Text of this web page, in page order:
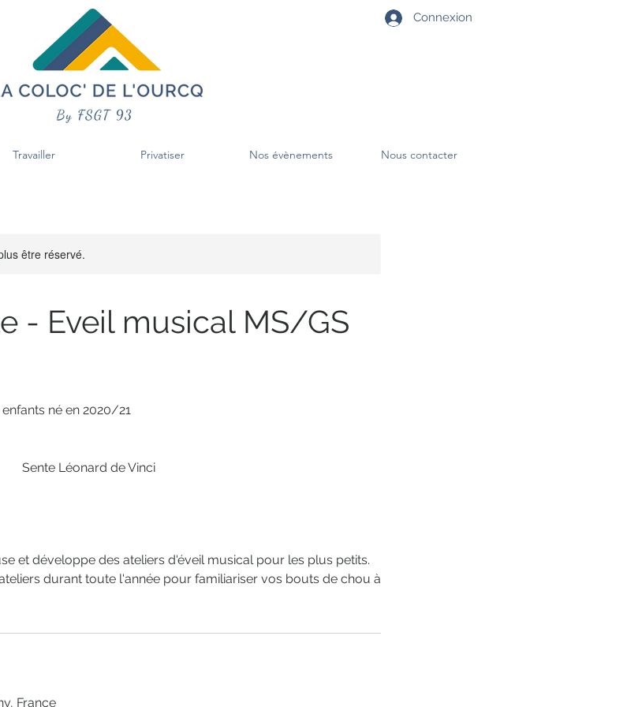
Connexion
Travailler Privatiser Nos évènements Nous contacter
être réservé.
- Eveil musical MS/GS
né en 2020/21
Sente Léonard de Vinci
et développe des ateliers d'éveil musical pour les plus petits.
durant toute l'année pour familiariser vos bouts de chou à
France